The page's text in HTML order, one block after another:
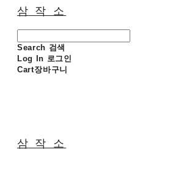
삼 작 소
Search 검색
Log In 로그인
Cart장바구니
삼 작 소